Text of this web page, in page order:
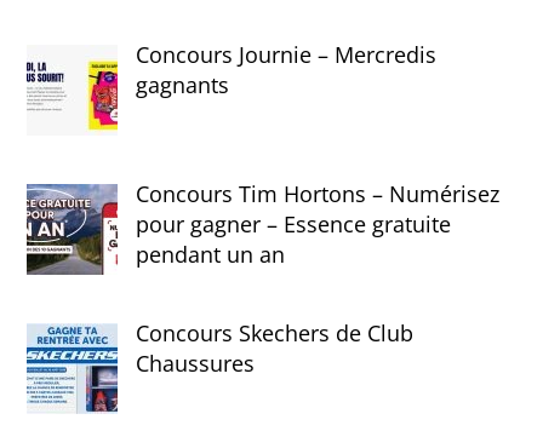
Concours Journie – Mercredis
gagnants
Concours Tim Hortons – Numérisez
pour gagner – Essence gratuite
pendant un an
Concours Skechers de Club
Chaussures